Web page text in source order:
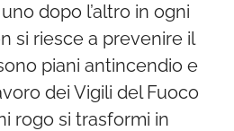
dopo l’altro in ogni
si riesce a prevenire il
piani antincendio e
dei Vigili del Fuoco
rogo si trasformi in